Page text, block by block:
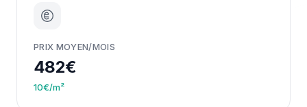
PRIX MOYEN/MOIS
482€
10€/m²